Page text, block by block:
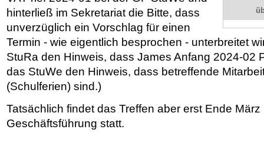
hinterließ im Sekretariat die Bitte, dass
unverzüglich ein Vorschlag für einen
Termin - wie eigentlich besprochen - unterbreitet
StuRa den Hinweis, dass James Anfang 2024-02
das StuWe den Hinweis, dass betreffende
(Schulferien) sind.)
Tatsächlich findet das Treffen aber erst Ende
Geschäftsführung statt.